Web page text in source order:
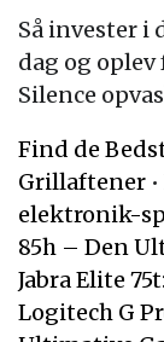
Så invester
dag og oplev
Silence
Find de
Grillaftener •
elektronik-
85h – Den
Jabra Elite
Logitech G